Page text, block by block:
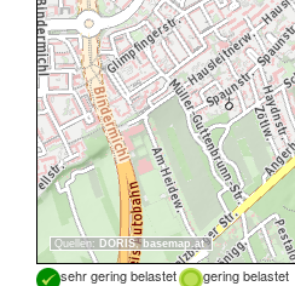
Quellen: DORIS, basemap.at
sehr gering belastet gering belastet